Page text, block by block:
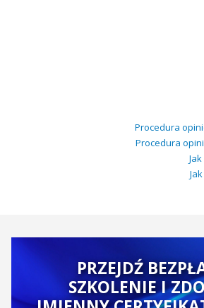
Procedura
Procedura
PRZEJDŹ
SZKOLENIE I